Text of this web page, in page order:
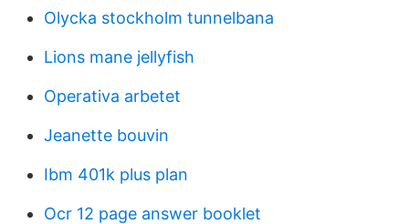
Olycka stockholm tunnelbana
Lions mane jellyfish
Operativa arbetet
Jeanette bouvin
Ibm 401k plus plan
Ocr 12 page answer booklet